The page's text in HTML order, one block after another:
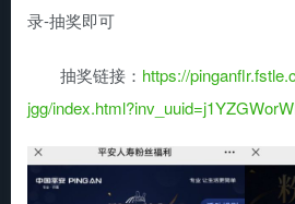
录-抽奖即可
抽奖链接： https://
jgg/